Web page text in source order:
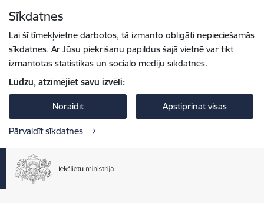
Sīkdatnes
Lai šī tīmekļvietne darbotos, tā izmanto obligāti nepieciešamās
sīkdatnes. Ar Jūsu piekrišanu papildus šajā vietnē var tikt
izmantotas statistikas un sociālo mediju sīkdatnes.
Lūdzu, atzīmējiet savu izvēli:
Noraidīt Apstiprināt visas
Pārvaldīt sīkdatnes